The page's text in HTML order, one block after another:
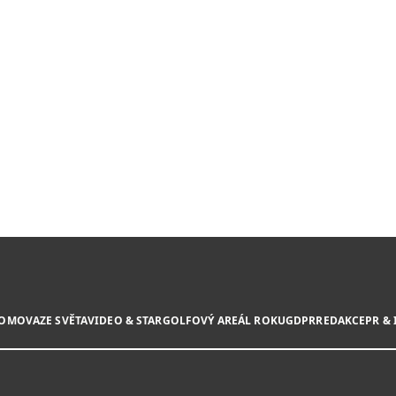
ZE SVĚTAVIDEO & STARGOLFOVÝ AREÁL ROKUGDPRREDAKCEPR &